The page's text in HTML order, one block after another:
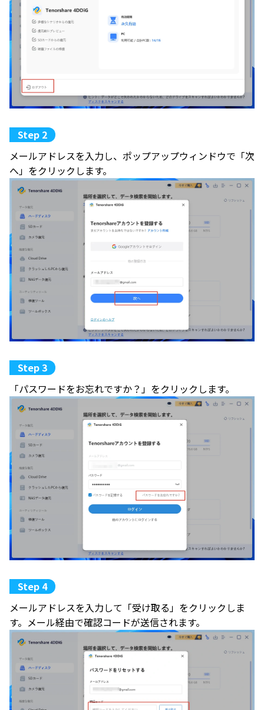
メールアドレスを入力し、ポップアップウィンドウで「次
へ」をクリックします。
「パスワードをお忘れですか？」をクリックします。
メールアドレスを入力して「受け取る」をクリックしま
す。メール経由で確認コードが送信されます。